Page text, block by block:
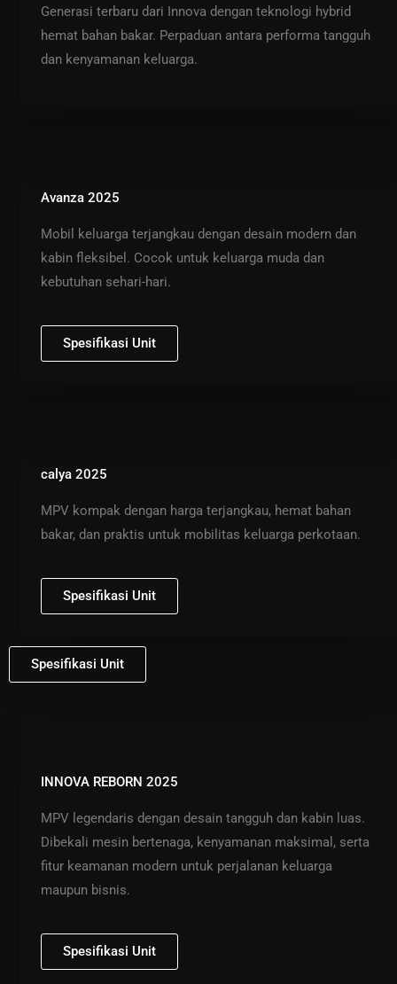
Generasi terbaru dari Innova dengan teknologi hybrid
hemat bahan bakar. Perpaduan antara performa tangguh
dan kenyamanan keluarga.
Avanza 2025
Mobil keluarga terjangkau dengan desain modern dan
kabin fleksibel. Cocok untuk keluarga muda dan
kebutuhan sehari-hari.
Spesifikasi Unit
calya 2025
MPV kompak dengan harga terjangkau, hemat bahan
bakar, dan praktis untuk mobilitas keluarga perkotaan.
Spesifikasi Unit
Spesifikasi Unit
INNOVA REBORN 2025
MPV legendaris dengan desain tangguh dan kabin luas.
Dibekali mesin bertenaga, kenyamanan maksimal, serta
fitur keamanan modern untuk perjalanan keluarga
maupun bisnis.
Spesifikasi Unit